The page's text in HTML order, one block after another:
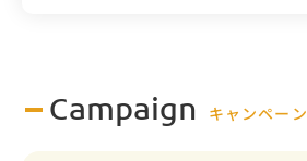
Campaign キャンペーン